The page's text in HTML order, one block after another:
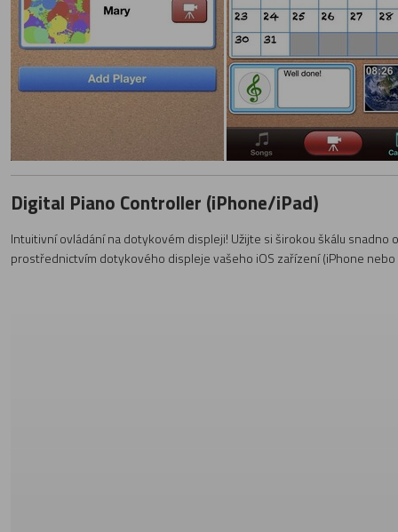
Digital Piano Controller (iPhone/iPad)
Intuitivní ovládání na dotykovém displeji! Užijte si širokou škálu
prostřednictvím dotykového displeje vašeho iOS zařízení (iPhone nebo